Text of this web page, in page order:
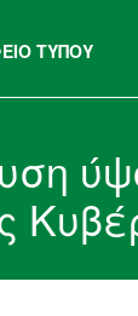
ΤΥΠΟΥ